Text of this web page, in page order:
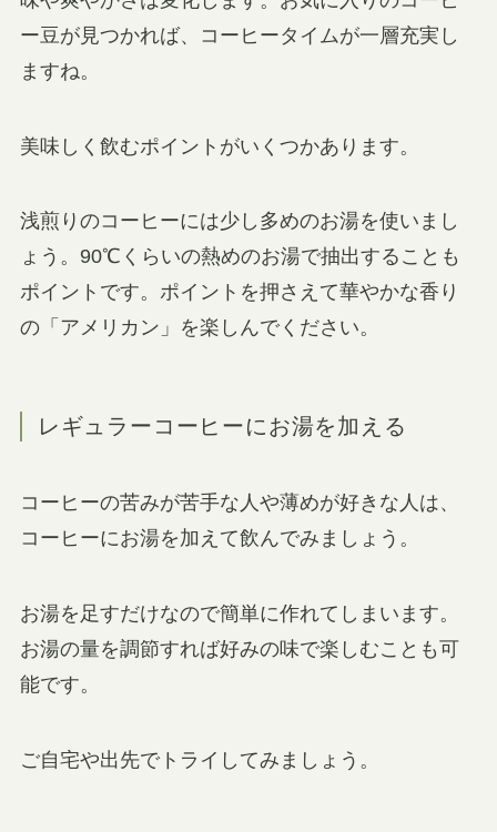
ー豆が見つかれば、コーヒータイムが一層充実し
ますね。
美味しく飲むポイントがいくつかあります。
浅煎りのコーヒーには少し多めのお湯を使いまし
ょう。90℃くらいの熱めのお湯で抽出することも
ポイントです。ポイントを押さえて華やかな香り
の「アメリカン」を楽しんでください。
レギュラーコーヒーにお湯を加える
コーヒーの苦みが苦手な人や薄めが好きな人は、
コーヒーにお湯を加えて飲んでみましょう。
お湯を足すだけなので簡単に作れてしまいます。
お湯の量を調節すれば好みの味で楽しむことも可
能です。
ご自宅や出先でトライしてみましょう。